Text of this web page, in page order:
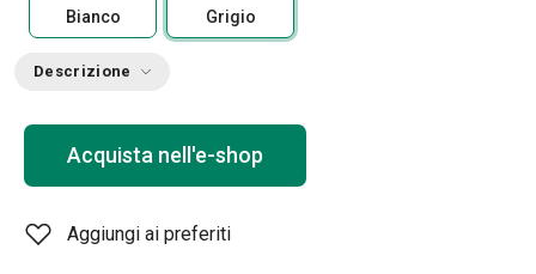
Bianco Grigio
Descrizione
Acquista nell'e-shop
Aggiungi ai preferiti